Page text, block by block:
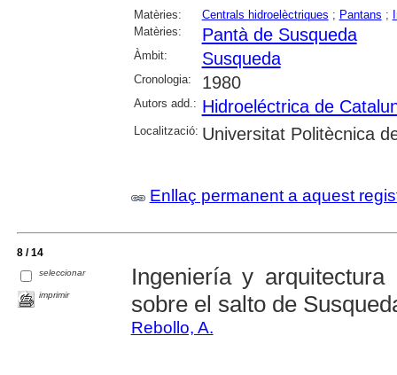
Matèries: Centrals hidroelèctriques ; Pantans ;
Matèries:
Pantà de Susqueda
Àmbit: Susqueda
Cronologia: 1980
Autors add.: Hidroeléctrica de
Localització: Universitat Politècnica
Enllaç permanent a aquest
8 / 14
seleccionar
imprimir
Ingeniería y
sobre el salto de
Rebollo, A.